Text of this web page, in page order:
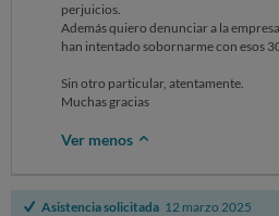
perjuicios.
Además quiero denunciar a la
han intentado sobornarme con esos
Sin otro particular, atentamente.
Muchas gracias
Ver menos
Asistencia solicitada 12 marzo 2025